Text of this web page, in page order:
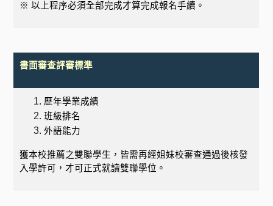
※ 以上程序必須全部完成才算完成報名手續。
書面審查評審標準
歷年學業成績
班級排名
外語能力
獲本校推薦之雙聯學生，皆需再經姐妹校審查通過後核發
入學許可，才可正式就讀雙聯學位。